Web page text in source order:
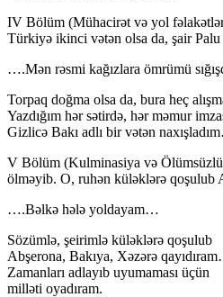
IV Bölüm (Mühacirət və yol
Türkiyə ikinci vətən olsa da, şair Palu
….Mən rəsmi kağızlara ömrümü
Torpaq doğma olsa da, bura heç
Yazdığım hər sətirdə, hər məmur
Gizlicə Bakı adlı bir vətən
V Bölüm (Kulminasiya və
ölməyib. O, ruhən küləklərə qoşulub
….Bəlkə hələ yoldayam…
Sözümlə, şeirimlə küləklərə qoşulub
Abşerona, Bakıya, Xəzərə
Zamanları adlayıb uyumaması üçün
milləti oyadıram.